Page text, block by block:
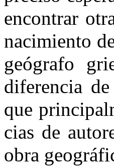
encontrar
nacimiento
geógrafo
diferencia
que
cias de
obra